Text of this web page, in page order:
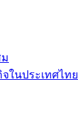
จในประเทศไทย